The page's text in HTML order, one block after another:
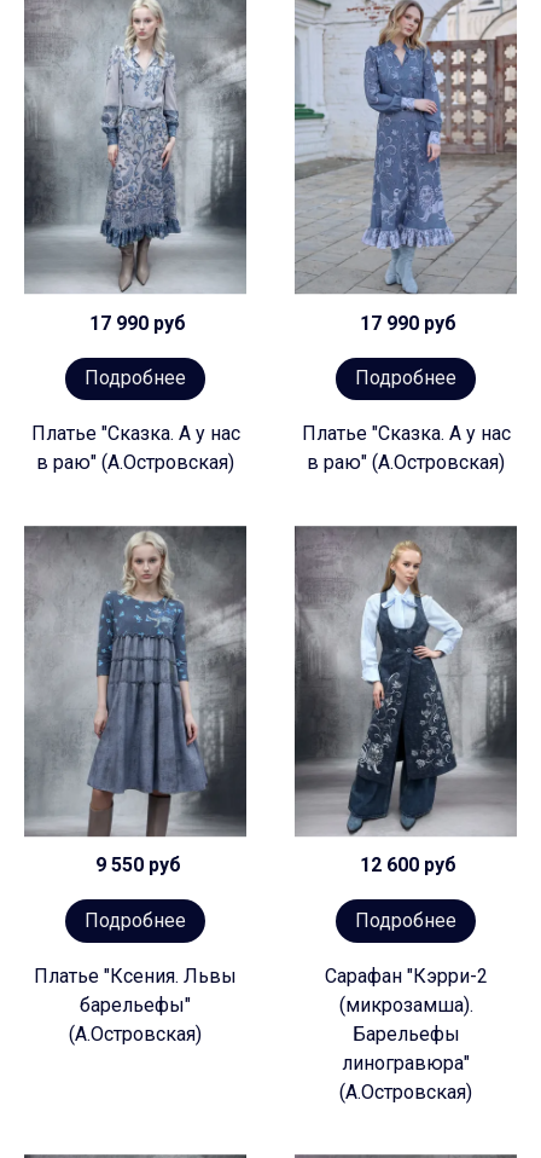
17 990 руб
Подробнее
Платье "Сказка. А у нас
в раю" (А.Островская)
17 990 руб
Подробнее
Платье "Сказка. А у нас
в раю" (А.Островская)
9 550 руб
Подробнее
Платье "Ксения. Львы
барельефы"
(А.Островская)
12 600 руб
Подробнее
Сарафан "Кэрри-2
(микрозамша).
Барельефы
линогравюра"
(А.Островская)